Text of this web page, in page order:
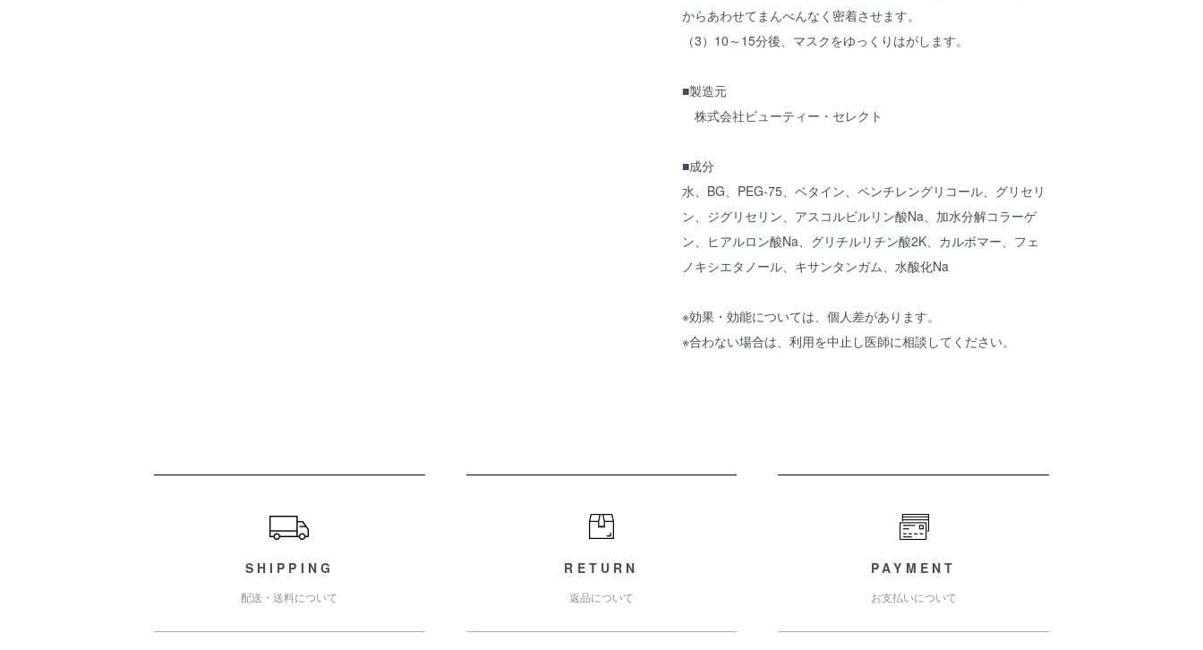
からあわせてまんべんなく密着させます。
（3）10～15分後、マスクをゆっくりはがします。
■製造元
株式会社ビューティー・セレクト
■成分
水、BG、PEG-75、ベタイン、ペンチレングリコール、グリセリ
ン、ジグリセリン、アスコルビルリン酸Na、加水分解コラーゲ
ン、ヒアルロン酸Na、グリチルリチン酸2K、カルボマー、フェ
ノキシエタノール、キサンタンガム、水酸化Na
※効果・効能については、個人差があります。
※合わない場合は、利用を中止し医師に相談してください。
SHIPPING
配送・送料について
RETURN
返品について
PAYMENT
お支払いについて